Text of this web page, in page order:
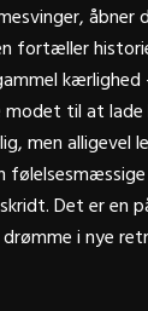
, åbner
fortæller
kærlighed
til at lade
men alligevel
Det er en
drømme i nye